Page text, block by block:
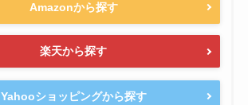
Amazonから探す
楽天から探す
Yahooショッピングから探す